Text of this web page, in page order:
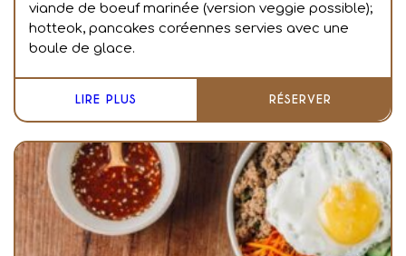
viande de boeuf marinée (version veggie possible);
hotteok, pancakes coréennes servies avec une
boule de glace.
LIRE PLUS RÉSERVER